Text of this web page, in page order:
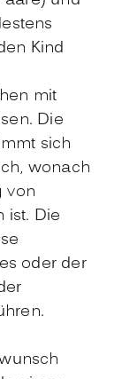
Kind
mit
Die
sich
wonach
von
ist. Die
oder der